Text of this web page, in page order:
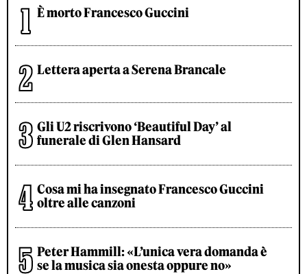
È morto Francesco Guccini
Lettera aperta a Serena Brancale
Gli U2 riscrivono ‘Beautiful Day’ al
funerale di Glen Hansard
Cosa mi ha insegnato Francesco Guccini
oltre alle canzoni
Peter Hammill: «L’unica vera domanda è
se la musica sia onesta oppure no»